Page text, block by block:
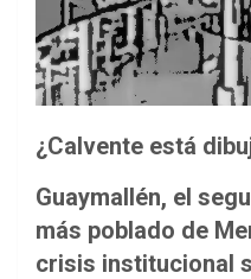
¿Calvente está
Guaymallén, el
más poblado de
crisis institucional